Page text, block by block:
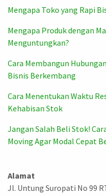
Mengapa Toko yang Rapi
Mengapa Produk dengan
Menguntungkan?
Cara Membangun
Bisnis Berkembang
Cara Menentukan Waktu
Kehabisan Stok
Jangan Salah Beli Stok!
Moving Agar Modal Cepat
Alamat
Jl. Untung Suropati No 99